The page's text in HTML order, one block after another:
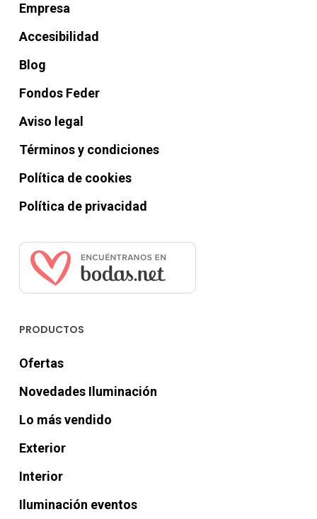
Empresa
Accesibilidad
Blog
Fondos Feder
Aviso legal
Términos y condiciones
Política de cookies
Política de privacidad
PRODUCTOS
Ofertas
Novedades Iluminación
Lo más vendido
Exterior
Interior
Iluminación eventos